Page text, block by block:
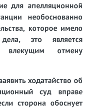
для апелляционной
необоснованно
которое имело
это является
влекущим отмену
ходатайство об
суд вправе
сторона обоснует